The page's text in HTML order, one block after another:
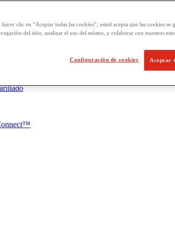
hacer clic en “Aceptar todas las cookies”, usted acepta que las cookies
del sitio, analizar el uso del mismo, y colaborar con nuestros
Configuración de cookies Aceptar